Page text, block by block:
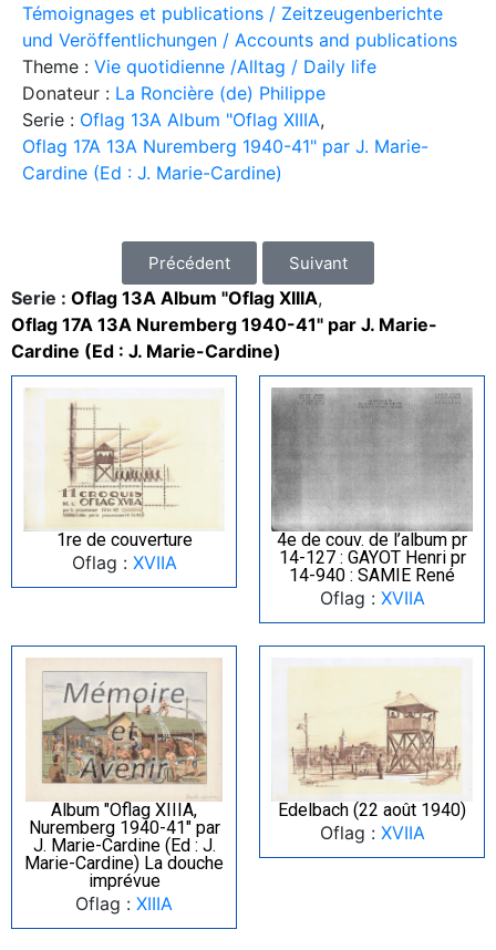
Témoignages et publications / Zeitzeugenberichte
und Veröffentlichungen / Accounts and publications
Theme : Vie quotidienne /Alltag / Daily life
Donateur : La Roncière (de) Philippe
Serie : Oflag 13A Album "Oflag XIIIA,
Oflag 17A 13A Nuremberg 1940-41" par J. Marie-
Cardine (Ed : J. Marie-Cardine)
Précédent Suivant
Serie : Oflag 13A Album "Oflag XIIIA,
Oflag 17A 13A Nuremberg 1940-41" par J. Marie-
Cardine (Ed : J. Marie-Cardine)
1re de couverture
Oflag : XVIIA
4e de couv. de l’album pr
14-127 : GAYOT Henri pr
14-940 : SAMIE René
Oflag : XVIIA
Album "Oflag XIIIA,
Nuremberg 1940-41" par
J. Marie-Cardine (Ed : J.
Marie-Cardine) La douche
imprévue
Oflag : XIIIA
Edelbach (22 août 1940)
Oflag : XVIIA